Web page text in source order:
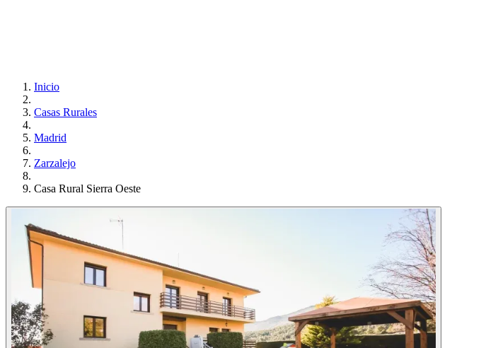
Inicio
Casas Rurales
Madrid
Zarzalejo
Casa Rural Sierra Oeste